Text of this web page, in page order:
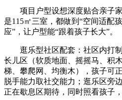
项目户型设想深度贴合亲子家
是115㎡三室，都做到“空间适配
应”，让户型能“跟着孩子长大”。
逛乐型社区配套：社区内打制
长儿区（软质地面、摇摇马、积
梯、攀爬网、均衡木），孩子可
脱手能力取社交能力；逛乐区旁
正在歇息区期待，同时照看孩子